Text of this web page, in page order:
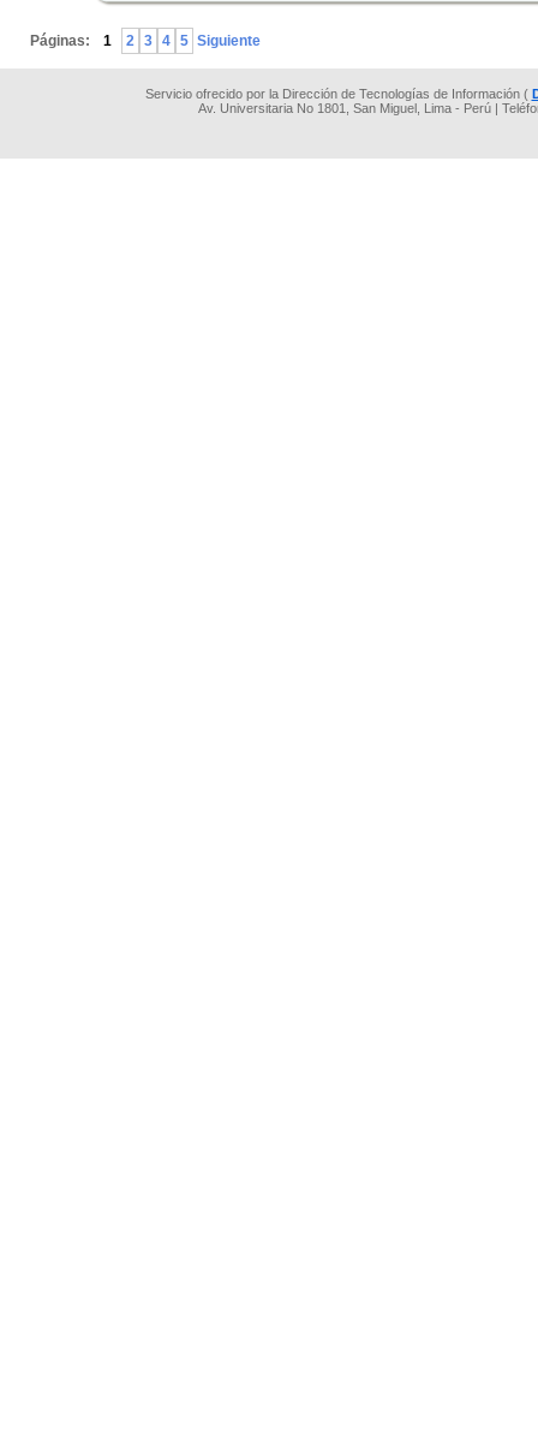
Páginas: 1 2 3 4 5 Siguiente
Servicio ofrecido por la Dirección de Tecnologías de Información (
Av. Universitaria No 1801, San Miguel, Lima - Perú |